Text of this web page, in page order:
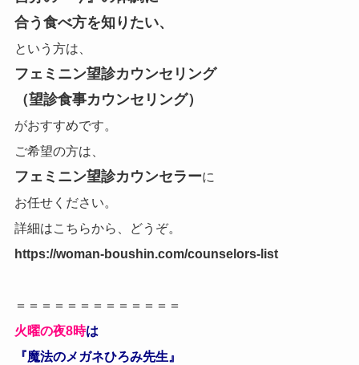
合う食べ方を知りたい、
という方は、
フェミニン望診カウンセリング
（望診食事カウンセリング）
がおすすめです。
ご希望の方は、
フェミニン望診カウンセラーに
お任せください。
詳細はこちらから、どうぞ。
https://woman-boushin.com/counselors-list
＝＝＝＝＝＝＝＝＝＝＝＝＝
火曜の夜8時は
『魔法のメガネひろみ先生』